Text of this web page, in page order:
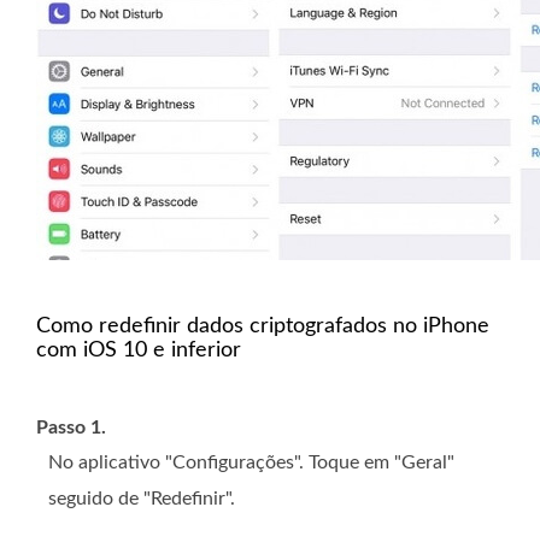
Como redefinir dados criptografados no iPhone
com iOS 10 e inferior
Passo 1.
No aplicativo "Configurações". Toque em "Geral"
seguido de "Redefinir".